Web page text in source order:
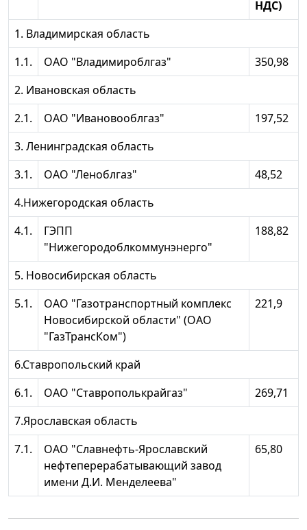
НДС)
1. Владимирская область
1.1.
ОАО "Владимироблгаз"
350,98
2. Ивановская область
2.1.
ОАО "Ивановооблгаз"
197,52
3. Ленинградская область
3.1.
ОАО "Леноблгаз"
48,52
4.Нижегородская область
4.1.
ГЭПП
"Нижегородоблкоммунэнерго"
188,82
5. Новосибирская область
5.1.
ОАО "Газотранспортный комплекс
Новосибирской области" (ОАО
"ГазТрансКом")
221,9
6.Ставропольский край
6.1.
ОАО "Ставрополькрайгаз"
269,71
7.Ярославская область
7.1.
ОАО "Славнефть-Ярославский
нефтеперерабатывающий завод
имени Д.И. Менделеева"
65,80